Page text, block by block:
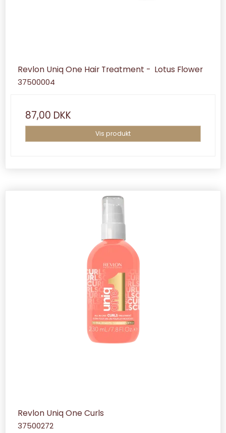
Revlon Uniq One Hair Treatment - Lotus Flower
37500004
87,00 DKK
Vis produkt
Revlon Uniq One Curls
37500272